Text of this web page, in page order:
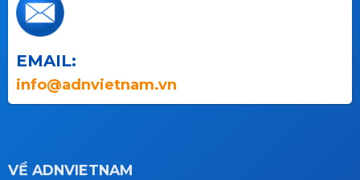
EMAIL:
info@adnvietnam.vn
VỀ ADNVIETNAM